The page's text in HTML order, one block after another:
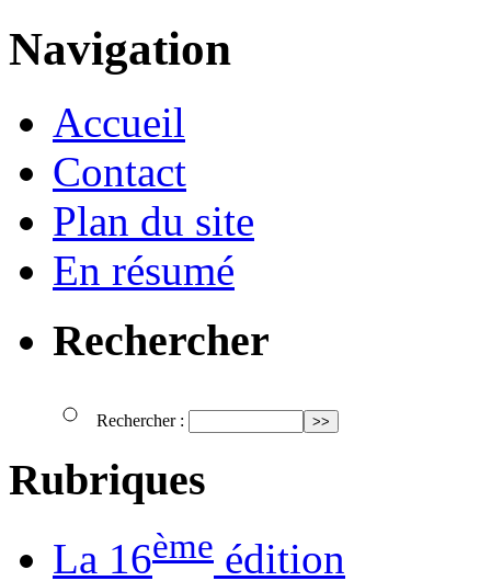
Navigation
Accueil
Contact
Plan du site
En résumé
Rechercher
Rechercher :
Rubriques
La 16ème édition